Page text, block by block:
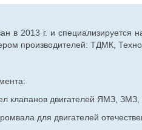
в 2013 г. и специализируется
производителей: ТДМК,
клапанов двигателей ЯМЗ,
для двигателей